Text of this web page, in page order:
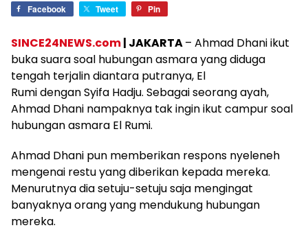
Facebook Tweet Pin
SINCE24NEWS.com| JAKARTA– Ahmad Dhani ikut
buka suara soal hubungan asmara yang diduga
tengah terjalin diantara putranya, El
Rumi dengan Syifa Hadju. Sebagai seorang ayah,
Ahmad Dhani nampaknya tak ingin ikut campur soal
hubungan asmara El Rumi.
Ahmad Dhani pun memberikan respons nyeleneh
mengenai restu yang diberikan kepada mereka.
Menurutnya dia setuju-setuju saja mengingat
banyaknya orang yang mendukung hubungan
mereka.